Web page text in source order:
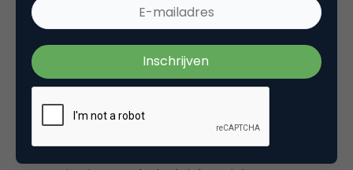
De IT-strategie verschoof naar een digitaal
technologieplatform. Inclusief een grote